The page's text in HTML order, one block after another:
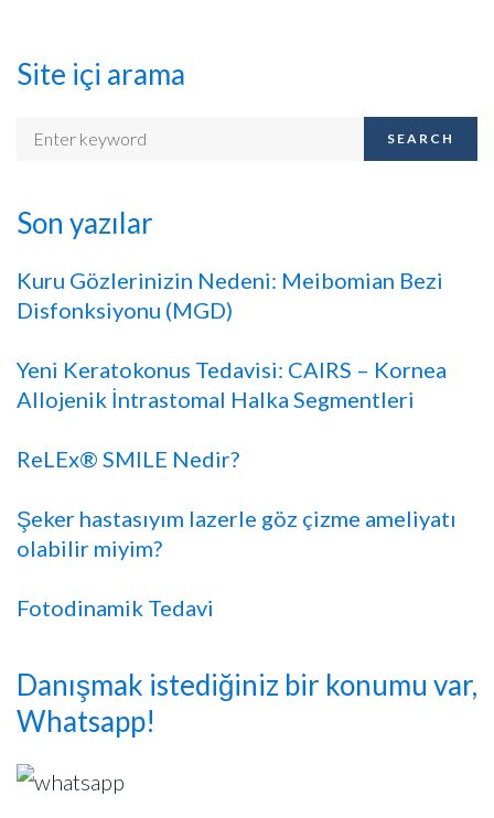
Site içi arama
SEARCH
Son yazılar
Kuru Gözlerinizin Nedeni: Meibomian Bezi
Disfonksiyonu (MGD)
Yeni Keratokonus Tedavisi: CAIRS – Kornea
Allojenik İntrastomal Halka Segmentleri
ReLEx® SMILE Nedir?
Şeker hastasıyım lazerle göz çizme ameliyatı
olabilir miyim?
Fotodinamik Tedavi
Danışmak istediğiniz bir konumu var,
Whatsapp!